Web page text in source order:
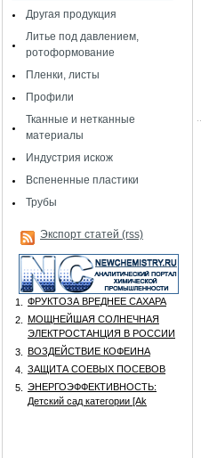
Другая продукция
Литье под давлением,
ротоформование
Пленки, листы
Профили
Тканные и нетканные
материалы
Индустрия искож
Вспененные пластики
Трубы
Экспорт статей (rss)
1.
ФРУКТОЗА ВРЕДНЕЕ САХАРА
2.
МОЩНЕЙШАЯ СОЛНЕЧНАЯ
ЭЛЕКТРОСТАНЦИЯ В РОССИИ
3.
ВОЗДЕЙСТВИЕ КОФЕИНА
4.
ЗАЩИТА СОЕВЫХ ПОСЕВОВ
5.
ЭНЕРГОЭФФЕКТИВНОСТЬ:
Детский сад категории [Аk